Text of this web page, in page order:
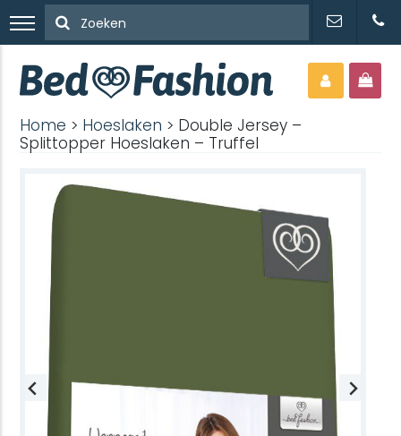
Home > Hoeslaken > Double Jersey –
Splittopper Hoeslaken – Truffel